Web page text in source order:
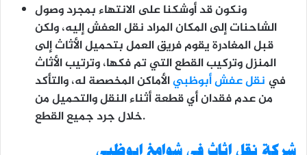
ونكون قد أوشكنا على الانتهاء بمجرد وصول
الشاحنات إلى المكان المراد نقل العفش إليه، ولكن
قبل المغادرة يقوم فريق العمل بتحميل الأثاث إلى
المنزل وتركيب القطع التي تم فكها، وترتيب الأثاث
في نقل عفش أبوظبيالأماكن المخصصة له، والتأكد
من عدم فقدان أي قطعة أثناء النقل والتحميل من
خلال جرد جميع القطع.
شركة نقل اثاث في شوامخ ابوظبي